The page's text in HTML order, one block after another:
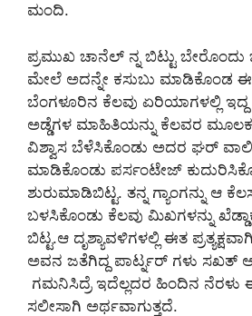
ಮಂದಿ.
ಪ್ರಮುಖ ಚಾನೆಲ್ ನ್ನ ಬಿಟ್ಟು
ಮೇಲೆ ಅದನ್ನೇ ಕಸುಬು ಮಾಡಿಕೊಂಡ
ಬೆಂಗಳೂರಿನ ಕೆಲವು ಏರಿಯಾಗಳಲ್ಲಿ ಇದ್ದ
ಅಡ್ಡೆಗಳ ಮಾಹಿತಿಯನ್ನು ಕೆಲವರ
ವಿಶ್ವಾಸ ಬೆಳೆಸಿಕೊಂಡು ಅದರ ಘರ್
ಮಾಡಿಕೊಂಡು ಪರ್ಸಂಟೇಜ್
ಶುರುಮಾಡಿಬಿಟ್ಟ. ತನ್ನ ಗ್ಯಾಂಗನ್ನು ಆ
ಬಳಸಿಕೊಂಡು ಕೆಲವು ಮಿಖಗಳನ್ನು
ಬಿಟ್ಟ.ಆ ದೃಶ್ಯಾವಳಿಗಳಲ್ಲಿ ಈತ
ಅವನ ಜತೆಗಿದ್ದ ಪಾರ್ಟ್ನರ್ ಗಳು ಸಖತ್
ಗಮನಿಸಿದ್ರೆ ಇದೆಲ್ಲದರ ಹಿಂದಿನ ನೆರಳು
ಸಲೀಸಾಗಿ ಅರ್ಥವಾಗುತ್ತದೆ.